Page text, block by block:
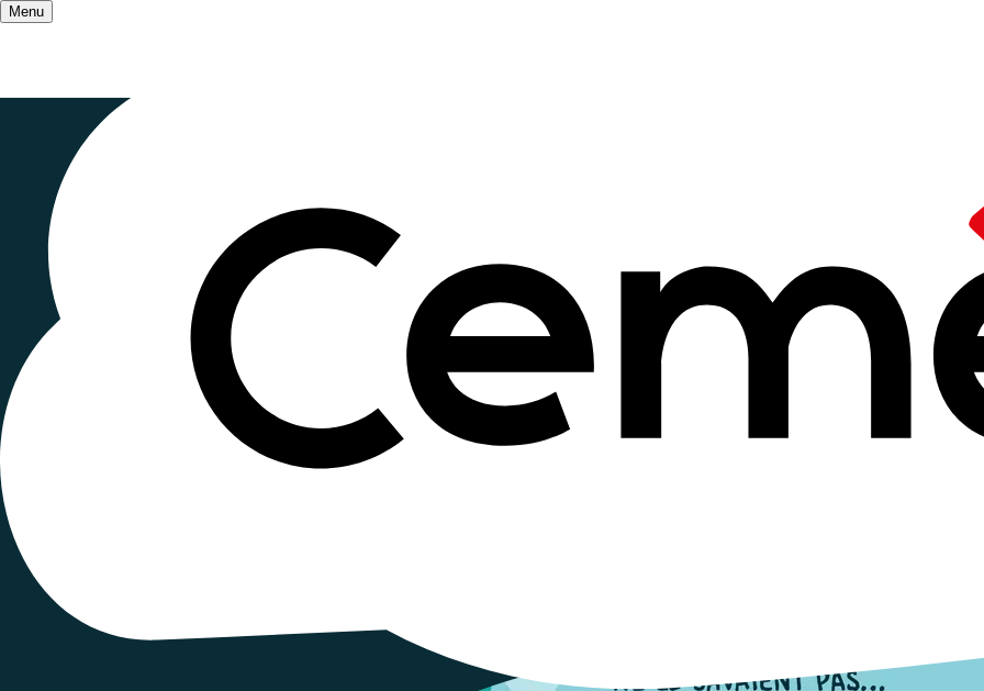
Menu
Qui sommes-nous ?
Mettre la dimension
cœur de notre action
25 octobre 2022 , mis à jour le
1 janvier 2026 à 15h09
Lecture ~2 minutes